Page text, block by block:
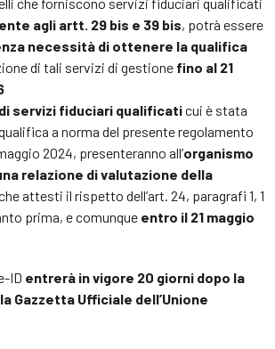
agli artt. 29 bis e 39 bis, potrà essere
necessità di ottenere la qualifica
di tali servizi di gestione fino al 21
servizi fiduciari qualificaticui è stata
a norma del presente regolamento
2024, presenteranno all’organismo
relazione di valutazione della
attesti il rispetto dell’art. 24, paragrafi 1, 1
prima, e comunque entro il 21 maggio
ID entrerà in vigore 20 giorni dopo la
Gazzetta Ufficiale dell’Unione